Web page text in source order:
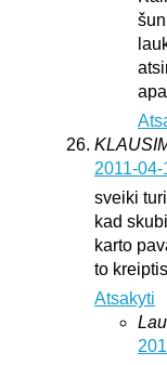
2011-
sveiki
kad
karto
to
Atsakyti